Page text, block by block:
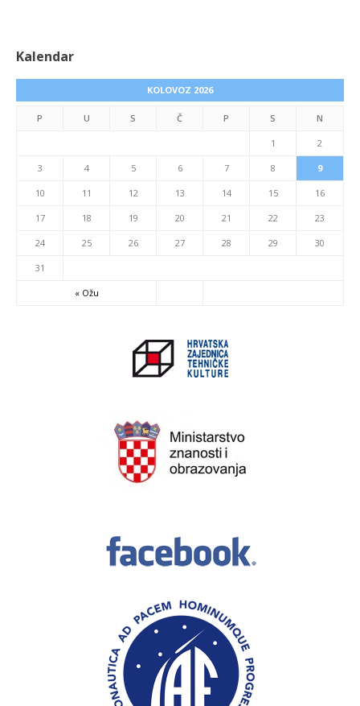
Kalendar
KOLOVOZ 2026
P U S Č P S N
« Ožu
1 2
3 4 5 6 7 8 9
10 11 12 13 14 15 16
17 18 19 20 21 22 23
24 25 26 27 28 29 30
31